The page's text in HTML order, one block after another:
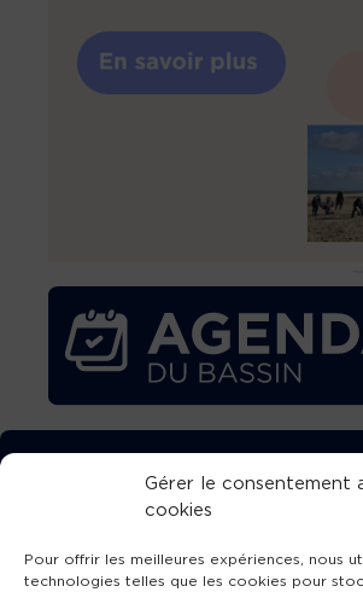
Gérer le consentement
cookies
Pour offrir les meilleures expériences, nous
technologies telles que les cookies pour
TÉLÉCHARGEZ
L’APPLICATION